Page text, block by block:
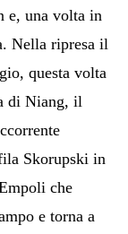
e, una volta in
Nella ripresa il
questa volta
di Niang, il
Skorupski in
che
e torna a